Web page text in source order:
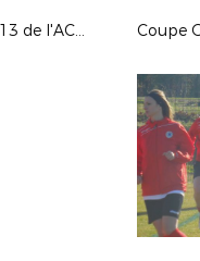
Les U14 Féminines face aux U13 de l'AC Avignon (27/02/2018)